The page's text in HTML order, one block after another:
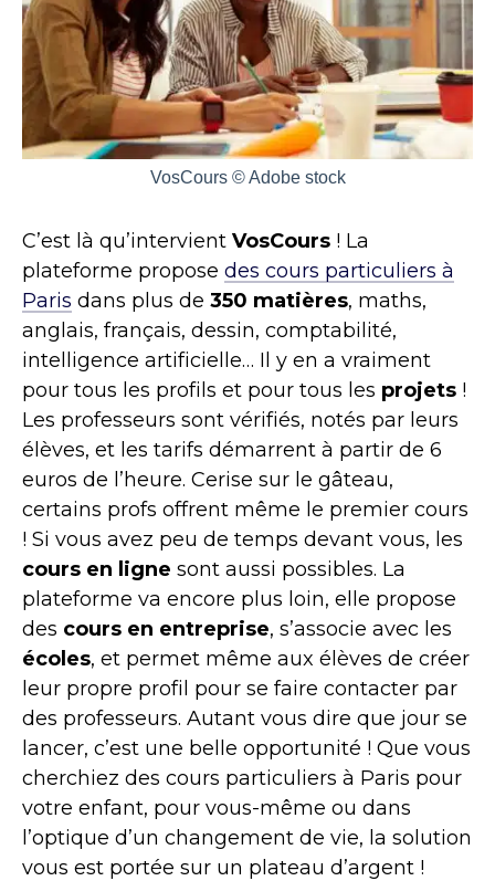
VosCours © Adobe stock
C’est là qu’intervient VosCours ! La
plateforme propose des cours particuliers à
Paris dans plus de 350 matières, maths,
anglais, français, dessin, comptabilité,
intelligence artificielle… Il y en a vraiment
pour tous les profils et pour tous les projets !
Les professeurs sont vérifiés, notés par leurs
élèves, et les tarifs démarrent à partir de 6
euros de l’heure. Cerise sur le gâteau,
certains profs offrent même le premier cours
! Si vous avez peu de temps devant vous, les
cours en ligne sont aussi possibles. La
plateforme va encore plus loin, elle propose
des cours en entreprise, s’associe avec les
écoles, et permet même aux élèves de créer
leur propre profil pour se faire contacter par
des professeurs. Autant vous dire que jour se
lancer, c’est une belle opportunité ! Que vous
cherchiez des cours particuliers à Paris pour
votre enfant, pour vous-même ou dans
l’optique d’un changement de vie, la solution
vous est portée sur un plateau d’argent !